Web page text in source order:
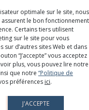
optimale sur le site, nous
le bon fonctionnement
Certains tiers utilisent
sur le site pour vous
d’autres sites Web et dans
“J’accepte” vous acceptez
plus, vous pouvez lire notre
que notre “Politique de
préférences ici.
J'ACCEPTE